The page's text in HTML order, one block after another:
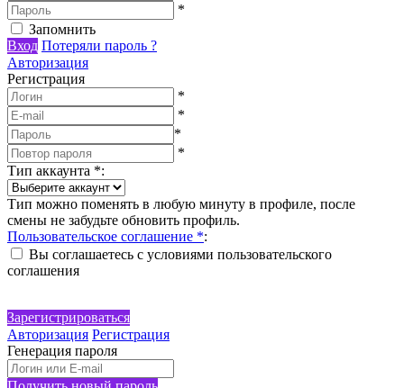
*
Запомнить
Вход Потеряли пароль ?
Авторизация
Регистрация
*
*
*
*
Тип аккаунта *:
Тип можно поменять в любую минуту в профиле, после
смены не забудьте обновить профиль.
Пользовательское соглашение *:
Вы соглашаетесь с условиями пользовательского
соглашения
Зарегистрироваться
Авторизация Регистрация
Генерация пароля